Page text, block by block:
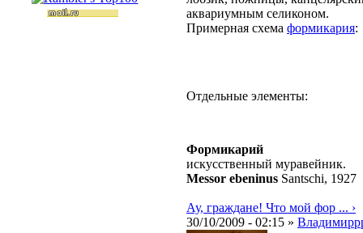
аквариумным селиконом.
Примерная схема формикария:
Отдельные элементы:
Формикарий
искусственный муравейник.
Messor ebeninus Santschi, 1927
Ау, граждане! Что мой фор ... ›
30/10/2009 - 02:15 »